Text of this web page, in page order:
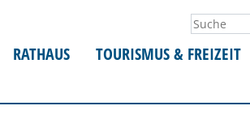
RATHAUS TOURISMUS & FREIZEIT